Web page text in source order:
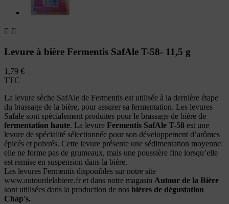
 
Levure à bière Fermentis SafAle T-58- 11,5 g
1,79 €
TTC
La levure sèche SafAle de Fermentis est utilisée à la dernière étape
du brassage de la bière, pour assurer sa fermentation. Les levures
Safale sont spécialement produites pour le brassage de bière de
fermentation haute. La levure Fermentis SafAle T-58 est une
levure de spécialité sélectionnée pour son développement d’arômes
épicés et poivrés. Cette levure présente une sédimentation moyenne:
elle ne forme pas de grumeaux, mais une poussière fine lorsqu’elle
est remise en suspension dans la bière.
Les levures Fermentis disponibles sur notre site
www.autourdelabiere.fr et dans notre magasin Autour de la Bière
sont utilisées dans la production de nos bières de dégustation
Chap's.